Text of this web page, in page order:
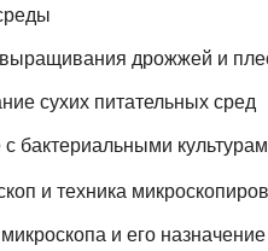
дрожжей и
сухих питательных сред
бактериальными
и техника
и его назначение